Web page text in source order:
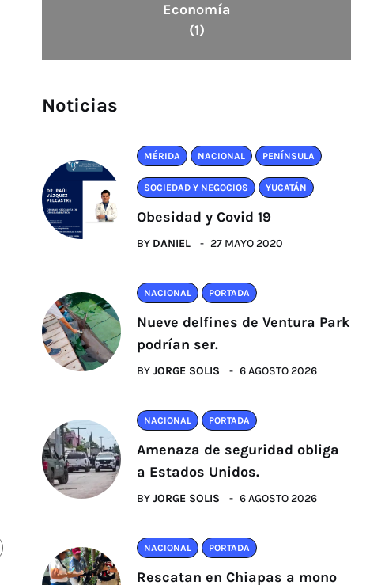
Economía
(1)
Noticias
MÉRIDA NACIONAL PENÍNSULA
SOCIEDAD Y NEGOCIOS YUCATÁN
Obesidad y Covid 19
BY DANIEL 27 MAYO 2020
NACIONAL PORTADA
Nueve delfines de Ventura Park
podrían ser.
BYJORGE SOLIS 6 AGOSTO 2026
NACIONAL PORTADA
Amenaza de seguridad obliga
a Estados Unidos.
BYJORGE SOLIS 6 AGOSTO 2026
NACIONAL PORTADA
Rescatan en Chiapas a mono